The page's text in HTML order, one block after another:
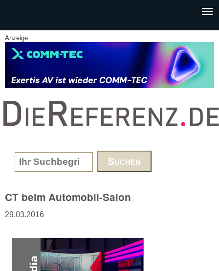
Anzeige
www.DieReferenz.de
Search form
CT beim Automobil-Salon
29.03.2016